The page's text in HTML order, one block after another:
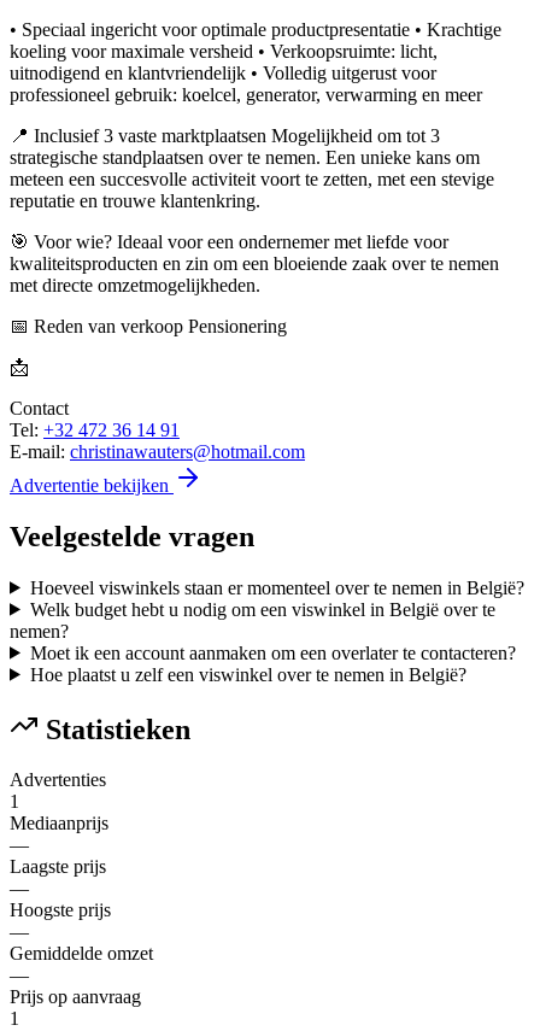
• Speciaal ingericht voor optimale productpresentatie • Krachtige
koeling voor maximale versheid • Verkoopsruimte: licht,
uitnodigend en klantvriendelijk • Volledig uitgerust voor
professioneel gebruik: koelcel, generator, verwarming en meer
📍 Inclusief 3 vaste marktplaatsen Mogelijkheid om tot 3
strategische standplaatsen over te nemen. Een unieke kans om
meteen een succesvolle activiteit voort te zetten, met een stevige
reputatie en trouwe klantenkring.
🎯 Voor wie? Ideaal voor een ondernemer met liefde voor
kwaliteitsproducten en zin om een bloeiende zaak over te nemen
met directe omzetmogelijkheden.
📅 Reden van verkoop Pensionering
📩
Contact
Tel: +32 472 36 14 91
E-mail: christinawauters@hotmail.com
Advertentie bekijken
Veelgestelde vragen
Hoeveel viswinkels staan er momenteel over te nemen in België?
Welk budget hebt u nodig om een viswinkel in België over te
nemen?
Moet ik een account aanmaken om een overlater te contacteren?
Hoe plaatst u zelf een viswinkel over te nemen in België?
Statistieken
Advertenties
1
Mediaanprijs
—
Laagste prijs
—
Hoogste prijs
—
Gemiddelde omzet
—
Prijs op aanvraag
1